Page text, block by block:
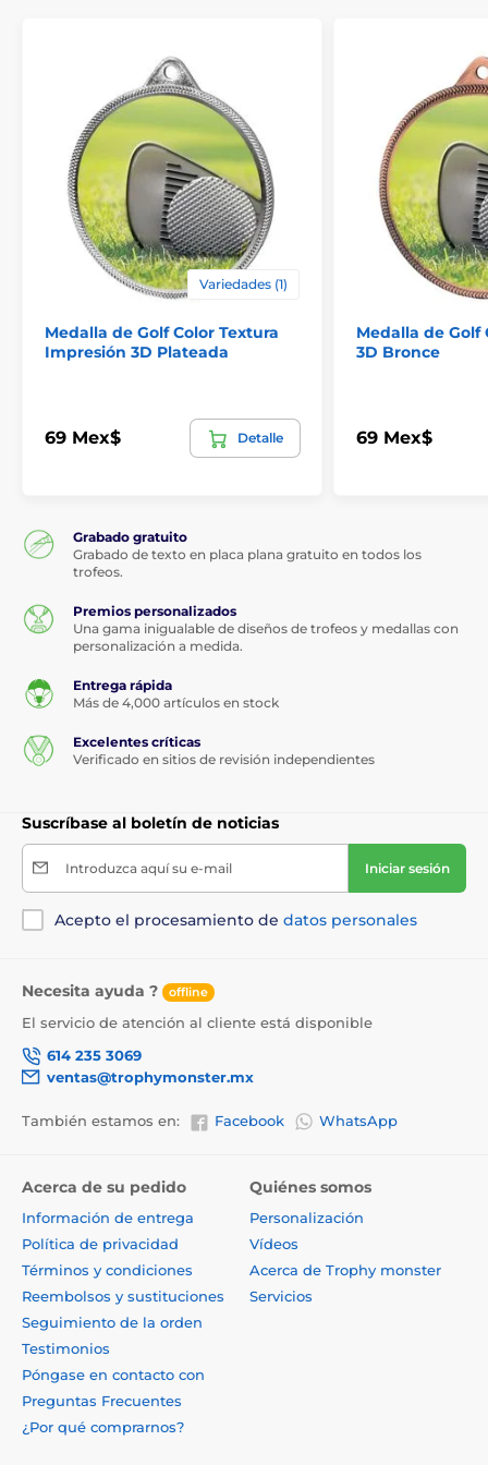
Variedades (1)
Medalla de Golf Color Textura
Impresión 3D Plateada
69 Mex$ Detalle
Medalla de Golf
3D Bronce
69 Mex$
Grabado gratuito
Grabado de texto en placa plana gratuito en todos los
trofeos.
Premios personalizados
Una gama inigualable de diseños de trofeos y medallas con
personalización a medida.
Entrega rápida
Más de 4,000 artículos en stock
Excelentes críticas
Verificado en sitios de revisión independientes
Suscríbase al boletín de noticias
Introduzca aquí su e-mail Iniciar sesión
Acepto el procesamiento de datos personales
Necesita ayuda ? offline
El servicio de atención al cliente está disponible
614 235 3069
ventas@trophymonster.mx
También estamos en: Facebook WhatsApp
Acerca de su pedido
Información de entrega
Política de privacidad
Términos y condiciones
Reembolsos y sustituciones
Seguimiento de la orden
Testimonios
Póngase en contacto con
Preguntas Frecuentes
¿Por qué comprarnos?
Quiénes somos
Personalización
Vídeos
Acerca de Trophy monster
Servicios